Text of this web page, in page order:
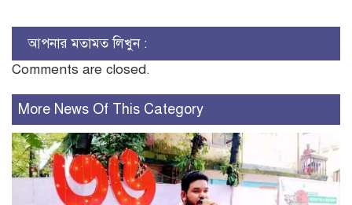
আপনার মতামত লিখুন :
Comments are closed.
More News Of This Category